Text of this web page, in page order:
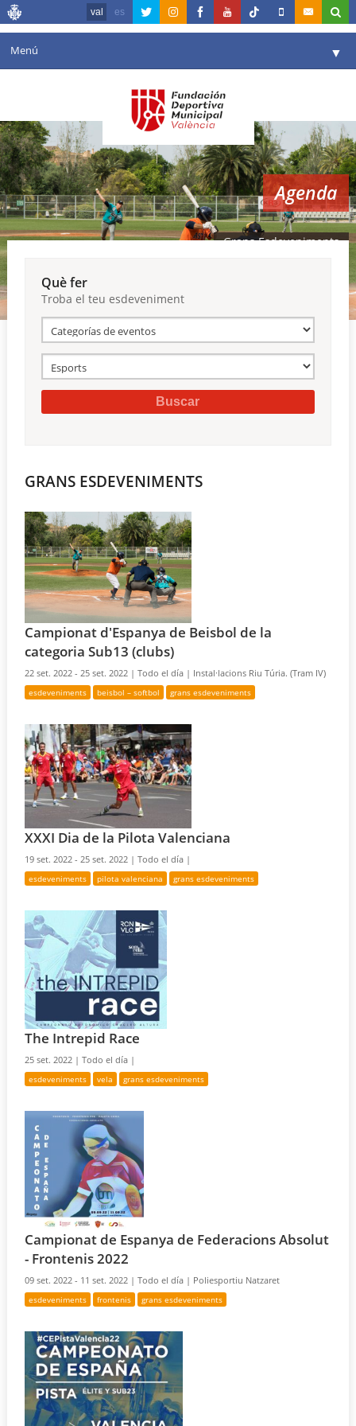
val es
Menú ▼
Agenda
Instal·lacions ▼
Comunicació ▼
València en esport ▼
Reserves
Agenda
Grans Esdeveniments
Què fer
Troba el teu esdeveniment
GRANS ESDEVENIMENTS
Campionat d'Espanya de Beisbol de la
categoria Sub13 (clubs)
22 set. 2022 - 25 set. 2022 |Todo el día | Instal·lacions Riu Túria. (Tram IV)
esdeveniments beisbol – softbol grans esdeveniments
XXXI Dia de la Pilota Valenciana
19 set. 2022 - 25 set. 2022 |Todo el día |
esdeveniments pilota valenciana grans esdeveniments
The Intrepid Race
25 set. 2022 |Todo el día |
esdeveniments vela grans esdeveniments
Campionat de Espanya de Federacions Absolut
- Frontenis 2022
09 set. 2022 - 11 set. 2022 |Todo el día | Poliesportiu Natzaret
esdeveniments frontenis grans esdeveniments